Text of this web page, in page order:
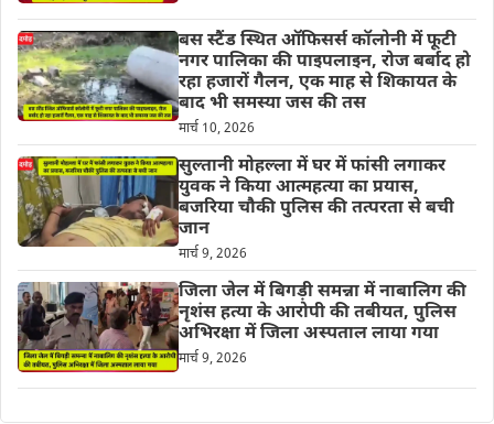
बस स्टैंड स्थित ऑफिसर्स कॉलोनी में फूटी
नगर पालिका की पाइपलाइन, रोज बर्बाद हो
रहा हजारों गैलन, एक माह से शिकायत के
बाद भी समस्या जस की तस
मार्च 10, 2026
सुल्तानी मोहल्ला में घर में फांसी लगाकर
युवक ने किया आत्महत्या का प्रयास,
बजरिया चौकी पुलिस की तत्परता से बची
जान
मार्च 9, 2026
जिला जेल में बिगड़ी समन्ना में नाबालिग की
नृशंस हत्या के आरोपी की तबीयत, पुलिस
अभिरक्षा में जिला अस्पताल लाया गया
मार्च 9, 2026